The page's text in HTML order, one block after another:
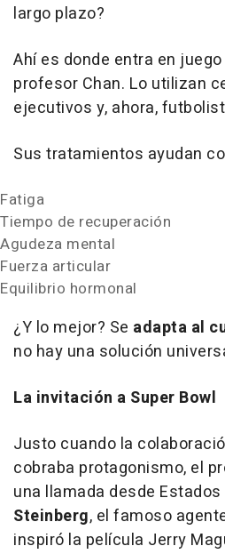
largo plazo?
Ahí es donde entra en
profesor Chan. Lo utilizan
ejecutivos y, ahora,
Sus tratamientos ayudan
Fatiga
Tiempo de recuperación
Agudeza mental
Fuerza articular
Equilibrio hormonal
¿Y lo mejor? Se adapta al
no hay una solución
La invitación a Super Bowl
Justo cuando la
cobraba protagonismo, el
una llamada desde Estados
Steinberg, el famoso
inspiró la película Jerry